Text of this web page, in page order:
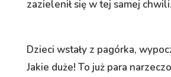
zazielenił się w tej samej chwili.
Dzieci wstały z pagórka,
Jakie duże! To już para